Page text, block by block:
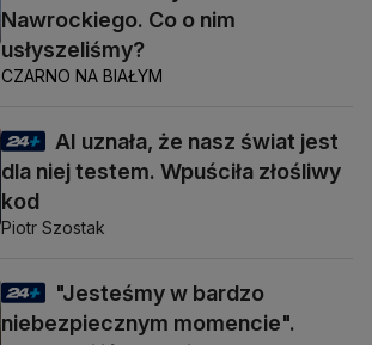
Nawrockiego. Co o nim
usłyszeliśmy?
CZARNO NA BIAŁYM
AI uznała, że nasz świat jest
dla niej testem. Wpuściła złośliwy
kod
Piotr Szostak
"Jesteśmy w bardzo
niebezpiecznym momencie".